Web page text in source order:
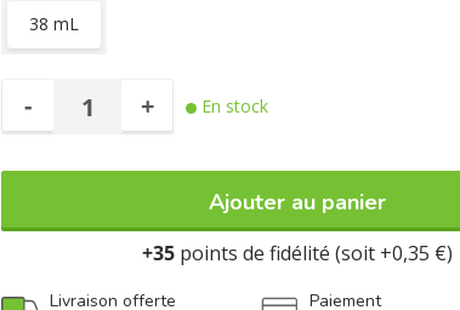
38 mL
En stock
- +
Ajouter au panier
+35 points de fidélité (soit +0,35 €)
Livraison offerte
Paiement